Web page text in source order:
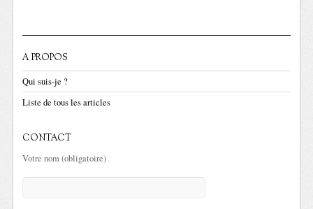
A PROPOS
Qui suis-je ?
Liste de tous les articles
CONTACT
Votre nom (obligatoire)